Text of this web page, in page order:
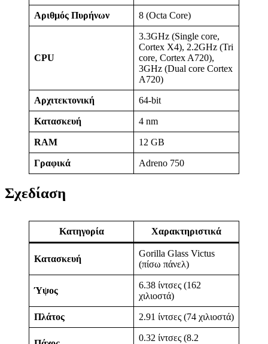
Αριθμός Πυρήνων 8 (Octa Core)
CPU
3.3GHz (Single core,
Cortex X4), 2.2GHz (Tri
core, Cortex A720),
3GHz (Dual core Cortex
A720)
Αρχιτεκτονική 64-bit
Κατασκευή 4 nm
RAM 12 GB
Γραφικά Adreno 750
Σχεδίαση
Κατηγορία Χαρακτηριστικά
Κατασκευή
Gorilla Glass Victus
(πίσω πάνελ)
Ύψος
6.38 ίντσες (162
χιλιοστά)
Πλάτος 2.91 ίντσες (74 χιλιοστά)
0.32 ίντσες (8.2